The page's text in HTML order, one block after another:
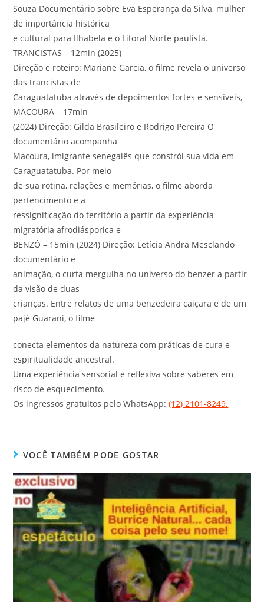
Souza Documentário sobre Eva Esperança da Silva, mulher
de importância histórica
e cultural para Ilhabela e o Litoral Norte paulista.
TRANCISTAS – 12min (2025)
Direção e roteiro: Mariane Garcia, o filme revela o universo
das trancistas de
Caraguatatuba através de depoimentos fortes e sensíveis,
MACOURA – 17min
(2024) Direção: Gilda Brasileiro e Rodrigo Pereira O
documentário acompanha
Macoura, imigrante senegalês que constrói sua vida em
Caraguatatuba. Por meio
de sua rotina, relações e memórias, o filme aborda
pertencimento e a
ressignificação do território a partir da experiência
migratória afrodiásporica e
BENZÔ – 15min (2024) Direção: Letícia Andra Mesclando
documentário e
animação, o curta mergulha no universo do benzer a partir
da visão de duas
crianças. Entre relatos de uma benzedeira caiçara e de um
pajé Guarani, o filme
conecta elementos da natureza com práticas de cura e
espiritualidade ancestral.
Uma experiência sensorial e reflexiva sobre saberes em
risco de esquecimento.
Os ingressos gratuitos pelo WhatsApp:(12) 2101-8249.
VOCÊ TAMBÉM PODE GOSTAR